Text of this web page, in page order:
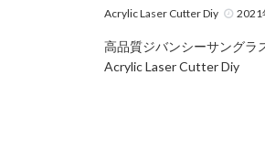
Acrylic Laser Cutter Diy 2021
高品質ジバンシーサングラ
Acrylic Laser Cutter Diy